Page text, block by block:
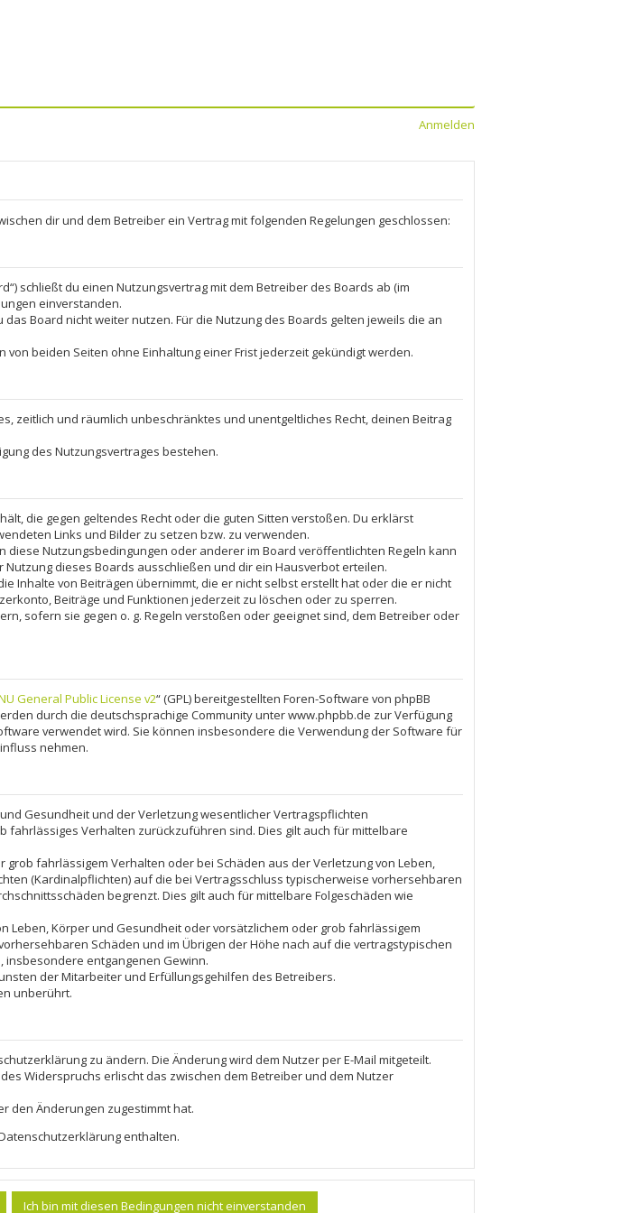
Anmelden
dir und dem Betreiber ein Vertrag mit folgenden Regelungen geschlossen:
schließt du einen Nutzungsvertrag mit dem Betreiber des Boards ab (im
einverstanden.
Board nicht weiter nutzen. Für die Nutzung des Boards gelten jeweils die an
beiden Seiten ohne Einhaltung einer Frist jederzeit gekündigt werden.
zeitlich und räumlich unbeschränktes und unentgeltliches Recht, deinen Beitrag
des Nutzungsvertrages bestehen.
die gegen geltendes Recht oder die guten Sitten verstoßen. Du erklärst
Links und Bilder zu setzen bzw. zu verwenden.
Nutzungsbedingungen oder anderer im Board veröffentlichten Regeln kann
dieses Boards ausschließen und dir ein Hausverbot erteilen.
Inhalte von Beiträgen übernimmt, die er nicht selbst erstellt hat oder die er nicht
Beiträge und Funktionen jederzeit zu löschen oder zu sperren.
sofern sie gegen o. g. Regeln verstoßen oder geeignet sind, dem Betreiber oder
General Public License v2“ (GPL) bereitgestellten Foren-Software von phpBB
durch die deutschsprachige Community unter www.phpbb.de zur Verfügung
verwendet wird. Sie können insbesondere die Verwendung der Software für
nehmen.
Gesundheit und der Verletzung wesentlicher Vertragspflichten
Verhalten zurückzuführen sind. Dies gilt auch für mittelbare
fahrlässigem Verhalten oder bei Schäden aus der Verletzung von Leben,
(Kardinalpflichten) auf die bei Vertragsschluss typischerweise vorhersehbaren
begrenzt. Dies gilt auch für mittelbare Folgeschäden wie
Körper und Gesundheit oder vorsätzlichem oder grob fahrlässigem
Schäden und im Übrigen der Höhe nach auf die vertragstypischen
insbesondere entgangenen Gewinn.
der Mitarbeiter und Erfüllungsgehilfen des Betreibers.
unberührt.
zu ändern. Die Änderung wird dem Nutzer per E-Mail mitgeteilt.
Widerspruchs erlischt das zwischen dem Betreiber und dem Nutzer
den Änderungen zugestimmt hat.
enthalten.